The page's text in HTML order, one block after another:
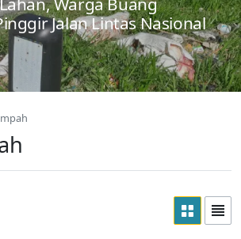
Jalan Lintas Nasional